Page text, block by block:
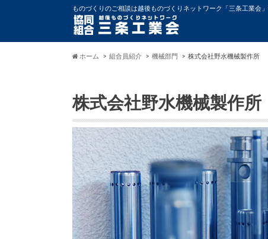
ものづくりのご相談は越後ものづくりネットワーク「三条工業会
ホーム 組合員紹介 機械部門 株式会社野水機械製作所
株式会社野水機械製作所